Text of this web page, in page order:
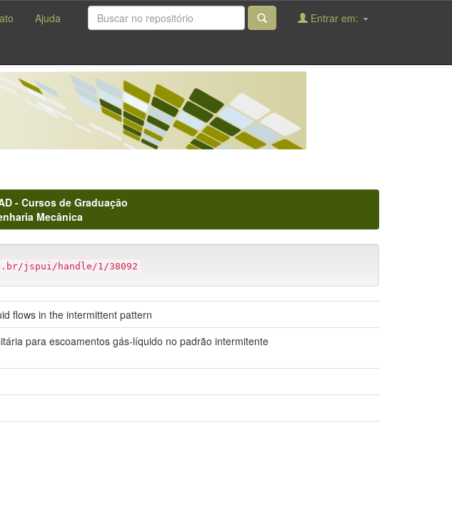
Ajuda Entrar em:
- Cursos de Graduação
Mecânica
jspui/handle/1/38092
flows in the intermittent pattern
para escoamentos gás-líquido no padrão intermitente